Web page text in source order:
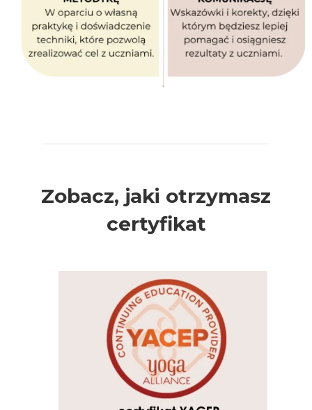
Zobacz, jaki otrzymasz
certyfikat